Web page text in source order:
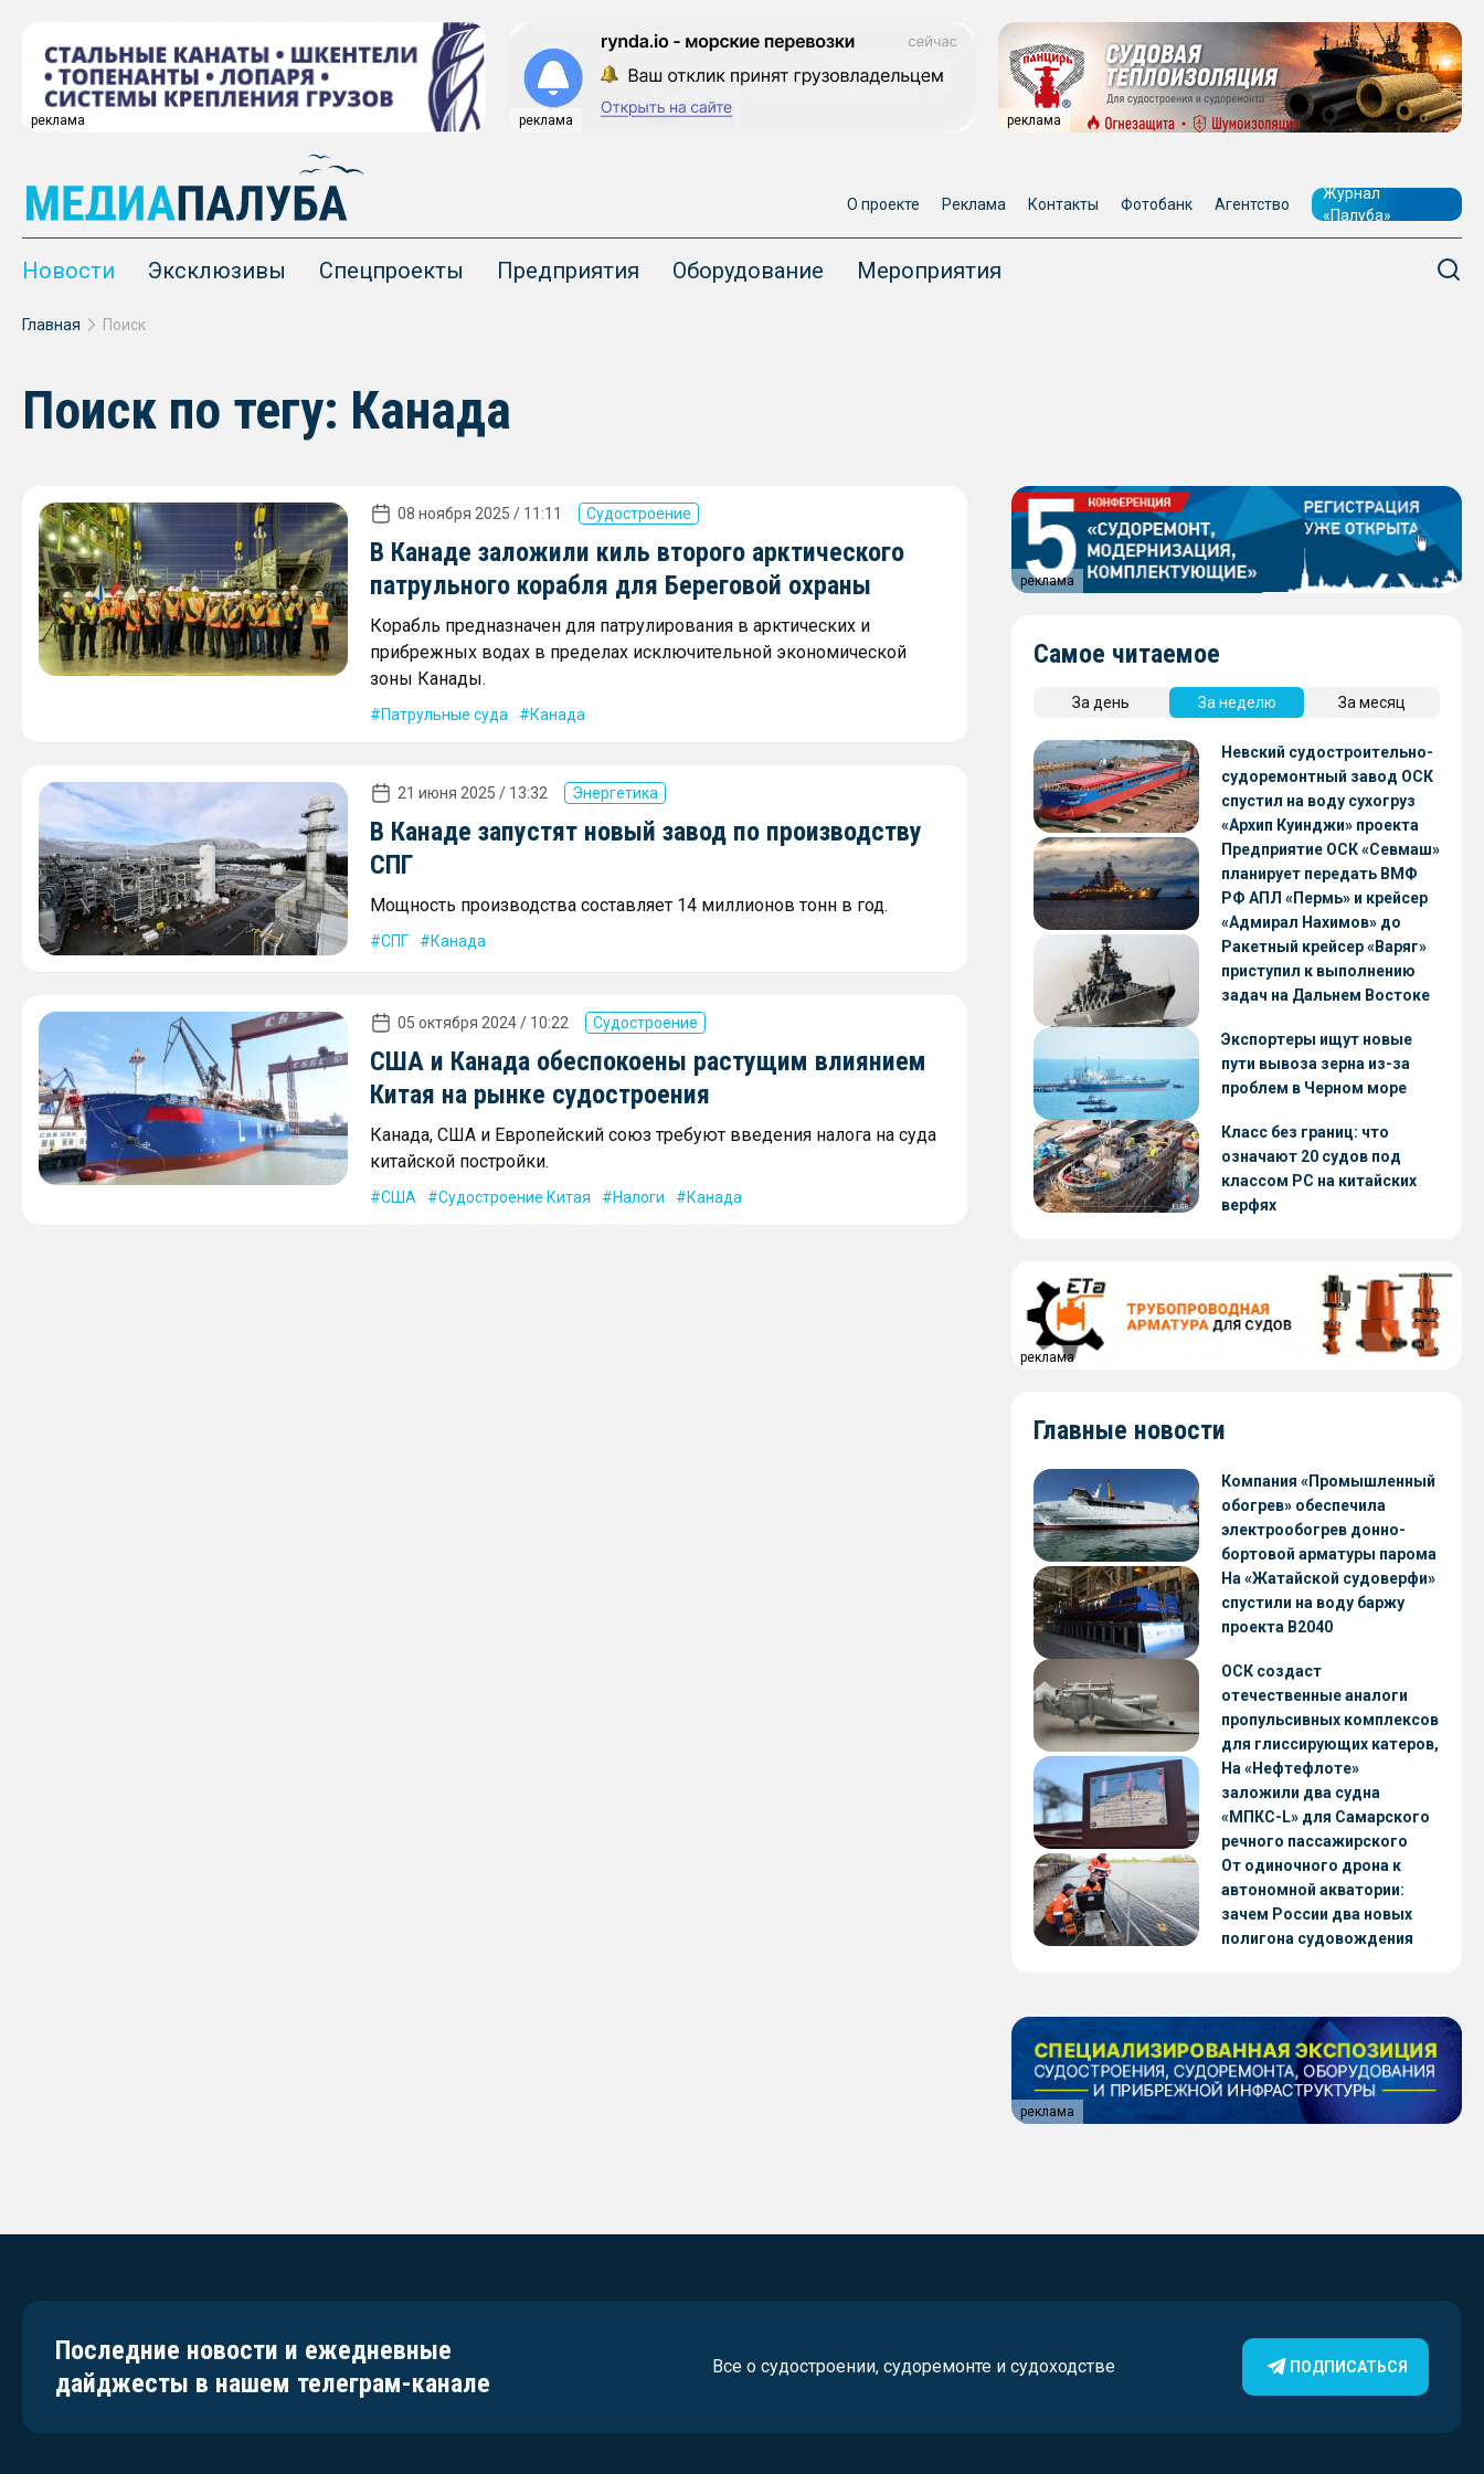
реклама реклама реклама
О проекте Реклама Контакты Фотобанк Агентство
Журнал
«Палуба»
Новости Эксклюзивы Спецпроекты Предприятия Оборудование Мероприятия
Главная Поиск
Поиск по тегу: Канада
08 ноября 2025 / 11:11 Судостроение
В Канаде заложили киль второго арктического
патрульного корабля для Береговой охраны
Корабль предназначен для патрулирования в арктических и
прибрежных водах в пределах исключительной экономической
зоны Канады.
Патрульные суда Канада
21 июня 2025 / 13:32 Энергетика
В Канаде запустят новый завод по производству
СПГ
Мощность производства составляет 14 миллионов тонн в год.
СПГ Канада
05 октября 2024 / 10:22 Судостроение
США и Канада обеспокоены растущим влиянием
Китая на рынке судостроения
Канада, США и Европейский союз требуют введения налога на суда
китайской постройки.
США Судостроение Китая Налоги Канада
реклама
Самое читаемое
За день За неделю За месяц
Невский судостроительно-
судоремонтный завод ОСК
спустил на воду сухогруз
«Архип Куинджи» проекта
RSD59
Предприятие ОСК «Севмаш»
планирует передать ВМФ
РФ АПЛ «Пермь» и крейсер
«Адмирал Нахимов» до
конца 2026 года
Ракетный крейсер «Варяг»
приступил к выполнению
задач на Дальнем Востоке
Экспортеры ищут новые
пути вывоза зерна из-за
проблем в Черном море
Класс без границ: что
означают 20 судов под
классом РС на китайских
верфях
реклама
Главные новости
Компания «Промышленный
обогрев» обеспечила
электрообогрев донно-
бортовой арматуры парома
«Петропавловск» проекта
CNF22
На «Жатайской судоверфи»
спустили на воду баржу
проекта В2040
ОСК создаст
отечественные аналоги
пропульсивных комплексов
для глиссирующих катеров,
скоростных судов и судов с
малой осадкой
На «Нефтефлоте»
заложили два судна
«МПКС-L» для Самарского
речного пассажирского
предприятия
От одиночного дрона к
автономной акватории:
зачем России два новых
полигона судовождения
реклама
Последние новости и ежедневные
дайджесты в нашем телеграм-канале
Все о судостроении, судоремонте и судоходстве ПОДПИСАТЬСЯ